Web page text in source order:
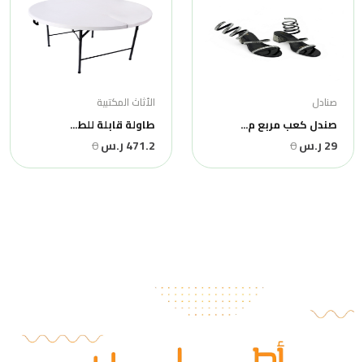
صنادل
صندل كعب مربع م...
29 ر.س 0
الأثاث المكتبية
طاولة قابلة للط...
471.2 ر.س 0